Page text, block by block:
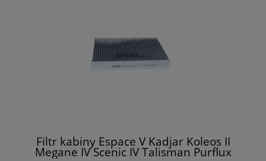
Filtr kabiny Espace V Kadjar Koleos II
Megane IV Scenic IV Talisman Purflux